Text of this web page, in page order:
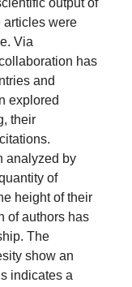
output of
articles were
Via
has
and
explored
their
analyzed by
of
height of their
of authors has
The
show an
indicates a